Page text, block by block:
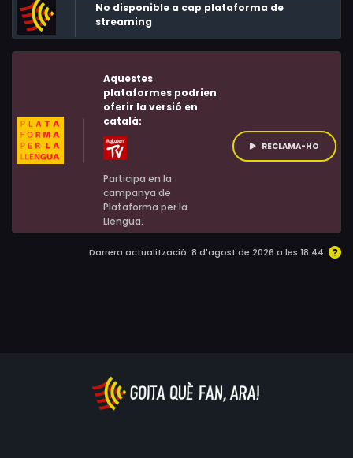
No disponible a cap plataforma de
streaming
Aquestes
plataformes podrien
oferir la versió en
català:
Participa en la
campanya de
Plataforma per la
Llengua.
RECLAMA-HO
Darrera actualització: 8 d'agost de 2026 a les 18:44